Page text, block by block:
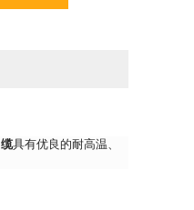
缆具有优良的耐高温、